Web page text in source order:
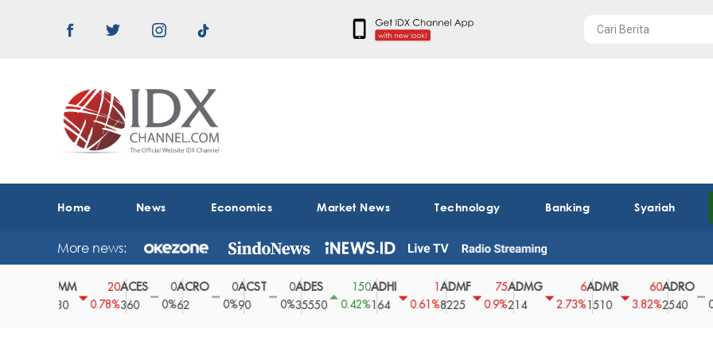
Home News Economics Market News Technology Banking Syariah
More news:
0.78%
ACES
360
0
0%
ACRO
62
0
ACST
90
0
ADES
35550
0.42%
ADHI
164
0.61%
ADMF
8225
0.9%
ADMG
214
2.73%
ADMR
1510
3.82%
ADRO
2540
0
0%
43